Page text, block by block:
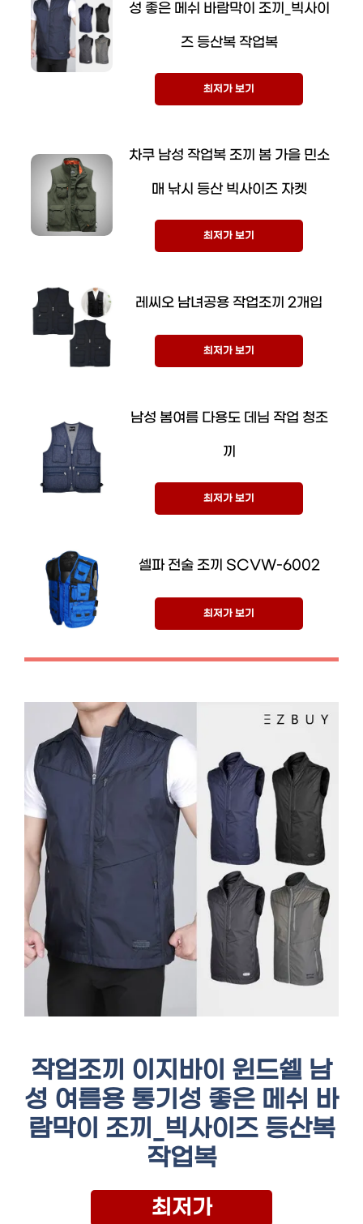
성 좋은 메쉬 바람막이 조끼_빅사이
즈 등산복 작업복
최저가 보기
차쿠 남성 작업복 조끼 봄 가을 민소
매 낚시 등산 빅사이즈 자켓
최저가 보기
레씨오 남녀공용 작업조끼 2개입
최저가 보기
남성 봄여름 다용도 데님 작업 청조
끼
최저가 보기
셀파 전술 조끼 SCVW-6002
최저가 보기
작업조끼 이지바이 윈드쉘 남
성 여름용 통기성 좋은 메쉬 바
람막이 조끼_빅사이즈 등산복
작업복
최저가